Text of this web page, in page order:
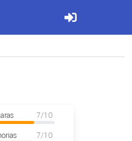
7/ 10
7/ 10